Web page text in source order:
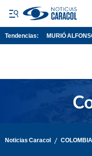
Tendencias: MURIÓ
Noticias Caracol / COLOMBIA